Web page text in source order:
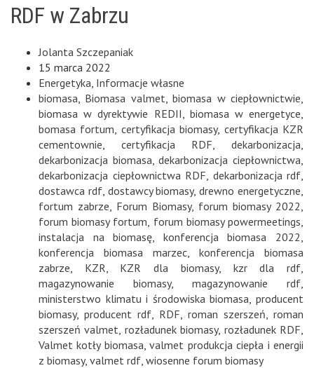
RDF w Zabrzu
Jolanta Szczepaniak
15 marca 2022
Energetyka Informacje własne
biomasa Biomasa valmet ,biomasa w ciepłownictwie
biomasa w dyrektywie REDII
biomasa w energetyce
bomasa fortum certyfikacja biomasy, certyfikacja KZR
cementownie
certyfikacja RDF ,dekarbonizacja
dekarbonizacja biomasa ,dekarbonizacja ciepłownictwa
dekarbonizacja ciepłownictwa RDF dekarbonizacja rdf
dostawca rdf, dostawcy biomasy,drewno energetyczne
fortum zabrze Forum Biomasy, forum biomasy 2022
forum biomasy fortum forum biomasy powermeetings
instalacja na biomasę
konferencja biomasa 2022
konferencja biomasa marzec
konferencja biomasa
zabrze
KZR KZR dla biomasy, kzr dla rdf
magazynowanie biomasy, magazynowanie rdf
ministerstwo klimatu i środowiska biomasa ,producent
biomasy, producent rdf RDF roman szerszeń roman
szerszeń valmet rozładunek biomasy, rozładunek RDF
Valmet kotły biomasa ,valmet produkcja ciepła i energii
z biomasy, valmet rdf wiosenne forum biomasy